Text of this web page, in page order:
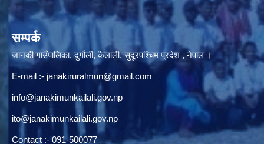
सम्पर्क
जानकी गाउँपालिका, दुर्गौली, कैलाली, सुदूरपश्चिम प्रदेश , नेपाल ।
E-mail :- janakiruralmun@gmail.com
info@janakimunkailali.gov.np
ito@janakimunkailali.gov.np
Contact :- 091-500077